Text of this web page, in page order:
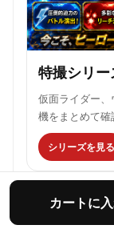
特撮シリー
仮面ライダー
機をまとめて確
シリーズを見る
覧ください。
カートに